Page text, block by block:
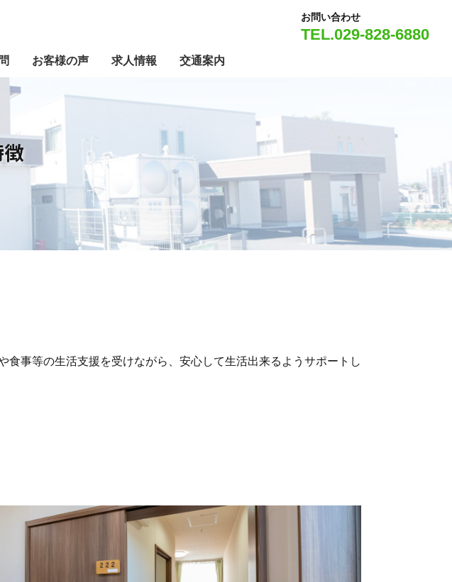
お客様の声
お問い合わせ
TEL.029-828-6880
お客様の声 求人情報 交通案内
事等の生活支援を受けながら、安心して生活出来るようサポートし